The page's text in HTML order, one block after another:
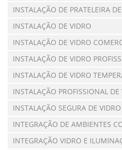
INSTALAÇÃO DE PRATELEIRA
INSTALAÇÃO DE VIDRO
INSTALAÇÃO DE VIDRO
INSTALAÇÃO DE VIDRO
INSTALAÇÃO DE VIDRO
INSTALAÇÃO PROFISSIONAL DE
INSTALAÇÃO SEGURA DE VIDRO
INTEGRAÇÃO DE AMBIENTES
INTEGRAÇÃO VIDRO E